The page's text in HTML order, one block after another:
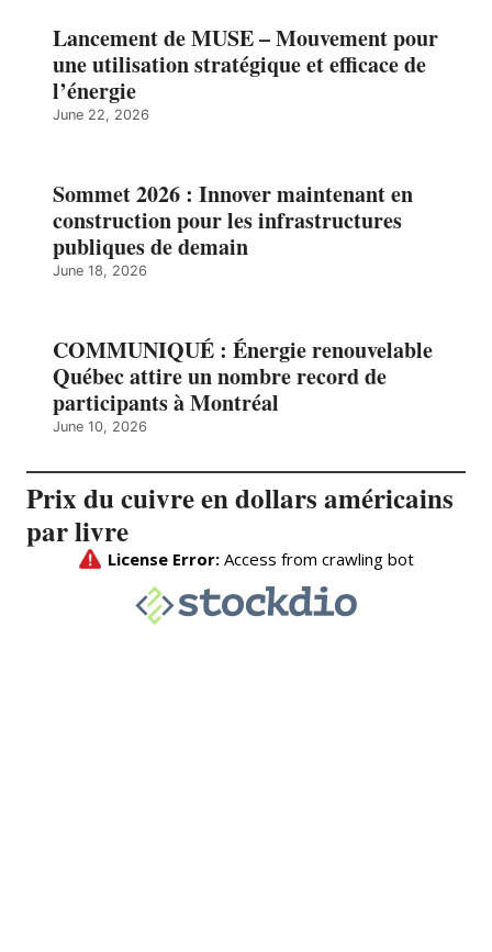
Lancement de MUSE – Mouvement pour
une utilisation stratégique et efficace de
l’énergie
June 22, 2026
Sommet 2026 : Innover maintenant en
construction pour les infrastructures
publiques de demain
June 18, 2026
COMMUNIQUÉ : Énergie renouvelable
Québec attire un nombre record de
participants à Montréal
June 10, 2026
Prix du cuivre en dollars américains
par livre